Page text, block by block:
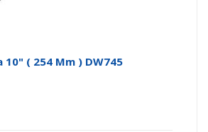
10" ( 254 Mm ) DW745